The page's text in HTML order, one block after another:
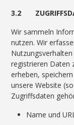
3.2
Wir sammeln
nutzen. Wir
registrieren Daten
erheben,
unsere Website
Zugriffsdaten
Name und